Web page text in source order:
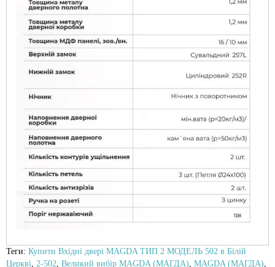
Теги: Купити Вхідні двері MAGDA ТИП 2 МОДЕЛЬ 502 в Білій
Церкві, 2-502, Великий вибір MAGDA (МАГДА), MAGDA (МАГДА),